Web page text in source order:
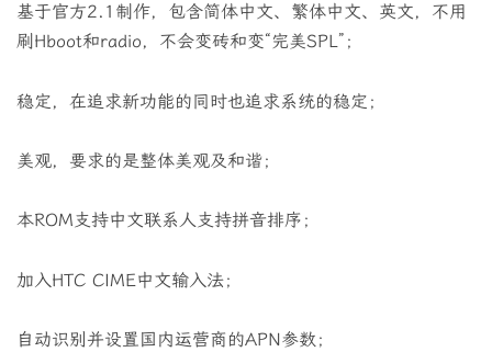
基于官方2.1制作，包含简体中文、繁体中文、英文，不用
刷Hboot和radio，不会变砖和变“完美SPL”；
稳定，在追求新功能的同时也追求系统的稳定；
美观，要求的是整体美观及和谐；
本ROM支持中文联系人支持拼音排序；
加入HTC CIME中文输入法；
自动识别并设置国内运营商的APN参数；